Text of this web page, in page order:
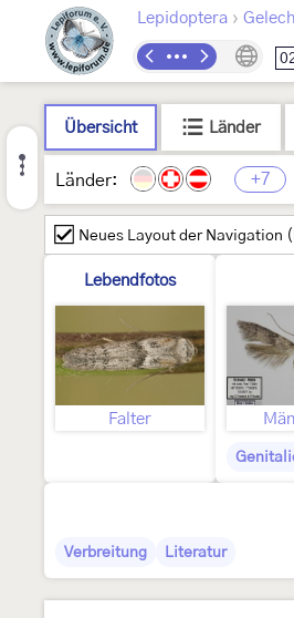
Lepidoptera ›
Übersicht Länder
Länder: +7
Neues Layout der Navigation
Lebendfotos
Falter
Verbreitung Literatur